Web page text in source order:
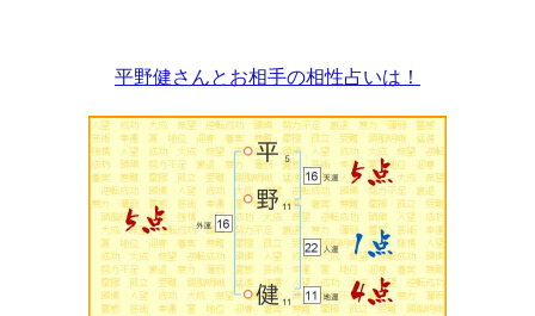
平野健さんとお相手の相性占いは！